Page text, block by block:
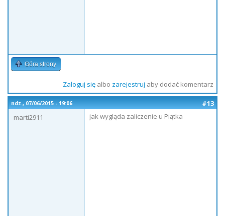
Góra strony
Zaloguj sięalbo zarejestruj aby dodać komentarz
ndz., 07/06/2015 - 19:06
#13
marti2911
jak wygląda zaliczenie u Piątka